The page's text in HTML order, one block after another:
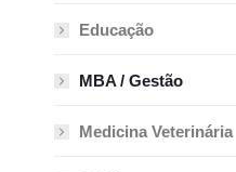
Educação
MBA / Gestão
Medicina Veterinária